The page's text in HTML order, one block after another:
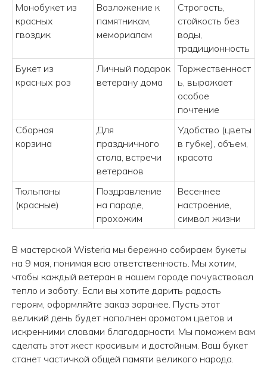
Монобукет из
красных
гвоздик
Возложение к
памятникам,
мемориалам
Строгость,
стойкость без
воды,
традиционность
Букет из
красных роз
Личный подарок
ветерану дома
Торжественност
ь, выражает
особое
почтение
Сборная
корзина
Для
праздничного
стола, встречи
ветеранов
Удобство (цветы
в губке), объем,
красота
Тюльпаны
(красные)
Поздравление
на параде,
прохожим
Весеннее
настроение,
символ жизни
В мастерской Wisteria мы бережно собираем букеты
на 9 мая, понимая всю ответственность. Мы хотим,
чтобы каждый ветеран в нашем городе почувствовал
тепло и заботу. Если вы хотите дарить радость
героям, оформляйте заказ заранее. Пусть этот
великий день будет наполнен ароматом цветов и
искренними словами благодарности. Мы поможем вам
сделать этот жест красивым и достойным. Ваш букет
станет частичкой общей памяти великого народа.
Все товары
Популярное
Акции
Авторские букеты
Композиции
Монобукеты
Розы
Свадебные букеты